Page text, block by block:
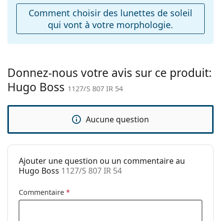
ajustables:
Accessoires
Étui:
Oui
nettoyage:
Autres
Lunettes de soleil
Marque:
Hugo Boss
Code:
1127/S 807 IR 54
Comment choisir des lunettes de soleil
qui vont à votre morphologie.
Donnez-nous votre avis sur ce produit:
Hugo Boss 1127/S 807 IR 54
Aucune question
Ajouter une question ou un commentaire au
Hugo Boss 1127/S 807 IR 54
Commentaire *